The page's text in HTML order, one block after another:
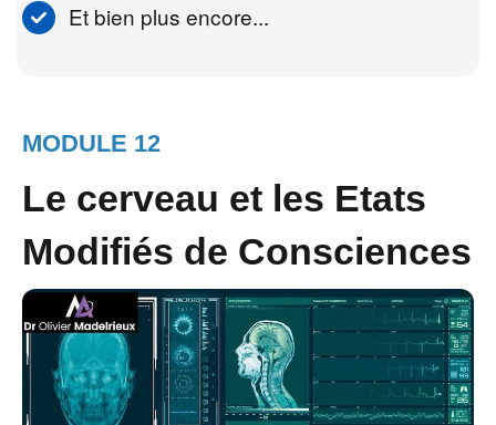
Et bien plus encore...
MODULE 12
Le cerveau et les Etats
Modifiés de Consciences